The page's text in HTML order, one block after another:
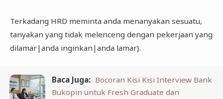
Terkadang HRD meminta anda menanyakan sesuatu,
tanyakan yang tidak melenceng dengan pekerjaan yang
dilamar|anda inginkan|anda lamar}.
Baca Juga: Bocoran Kisi Kisi Interview Bank
Bukopin untuk Fresh Graduate dan